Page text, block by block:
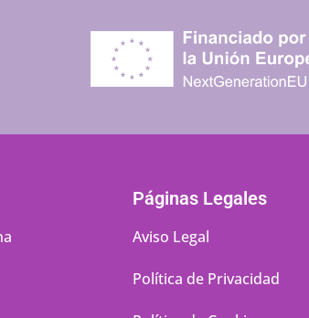
Páginas Legales
Aviso Legal
Política de Privacidad